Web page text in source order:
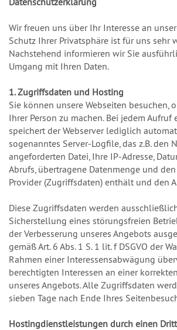
Wir freuen uns über Ihr Interesse an
Schutz Ihrer Privatsphäre ist für uns sehr
Nachstehend informieren wir Sie
Umgang mit Ihren Daten.
1. Zugriffsdaten und Hosting
Sie können unsere Webseiten besuchen,
Ihrer Person zu machen. Bei jedem Aufruf
speichert der Webserver lediglich
sogenanntes Server-Logfile, das z.B. den
angeforderten Datei, Ihre IP-Adresse,
Abrufs, übertragene Datenmenge und
Provider (Zugriffsdaten) enthält und den
Diese Zugriffsdaten werden
Sicherstellung eines störungsfreien
der Verbesserung unseres Angebots
gemäß Art. 6 Abs. 1 S. 1 lit. f DSGVO der
Rahmen einer Interessensabwägung
berechtigten Interessen an einer
unseres Angebots. Alle Zugriffsdaten
sieben Tage nach Ende Ihres
Hostingdienstleistungen durch einen